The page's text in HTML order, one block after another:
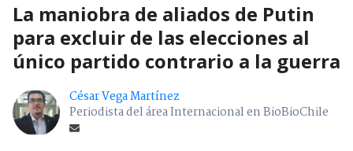
La maniobra de aliados de Putin
para excluir de las elecciones al
único partido contrario a la guerra
César Vega Martínez
Periodista del área Internacional en BioBioChile